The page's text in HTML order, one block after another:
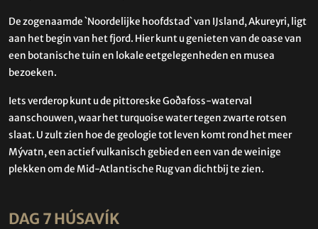
De zogenaamde `Noordelijke hoofdstad` van IJsland, Akureyri, ligt
aan het begin van het fjord. Hier kunt u genieten van de oase van
een botanische tuin en lokale eetgelegenheden en musea
bezoeken.
Iets verderop kunt u de pittoreske Goðafoss-waterval
aanschouwen, waar het turquoise water tegen zwarte rotsen
slaat. U zult zien hoe de geologie tot leven komt rond het meer
Mývatn, een actief vulkanisch gebied en een van de weinige
plekken om de Mid-Atlantische Rug van dichtbij te zien.
DAG 7 HÚSAVÍK